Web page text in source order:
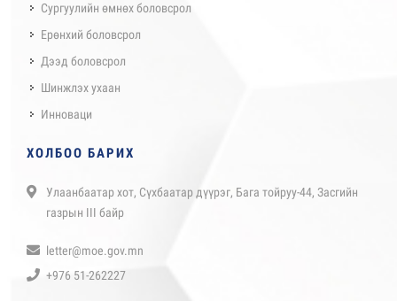
Сургуулийн өмнөх боловсрол
Ерөнхий боловсрол
Дээд боловсрол
Шинжлэх ухаан
Инноваци
ХОЛБОО БАРИХ
Улаанбаатар хот, Сүхбаатар дүүрэг, Бага тойруу-44, Засгийн
газрын III байр
letter@moe.gov.mn
+976 51-262227